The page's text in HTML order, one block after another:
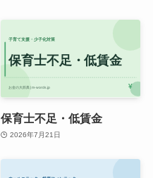
保育士不足・低賃金
2026年7月21日